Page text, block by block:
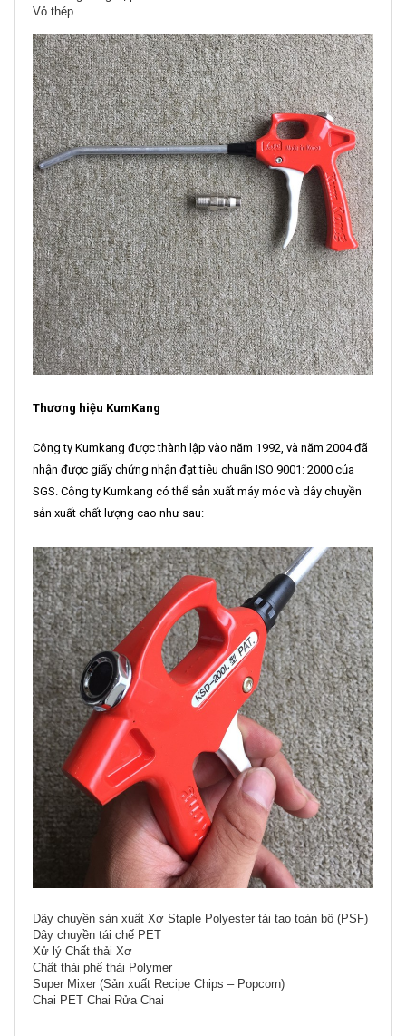
Vỏ thép
Thương hiệu KumKang
Công ty Kumkang được thành lập vào năm 1992, và năm 2004 đã
nhận được giấy chứng nhận đạt tiêu chuẩn ISO 9001: 2000 của
SGS. Công ty Kumkang có thể sản xuất máy móc và dây chuyền
sản xuất chất lượng cao như sau:
Dây chuyền sản xuất Xơ Staple Polyester tái tạo toàn bộ (PSF)
Dây chuyền tái chế PET
Xử lý Chất thải Xơ
Chất thải phế thải Polymer
Super Mixer (Sản xuất Recipe Chips – Popcorn)
Chai PET Chai Rửa Chai